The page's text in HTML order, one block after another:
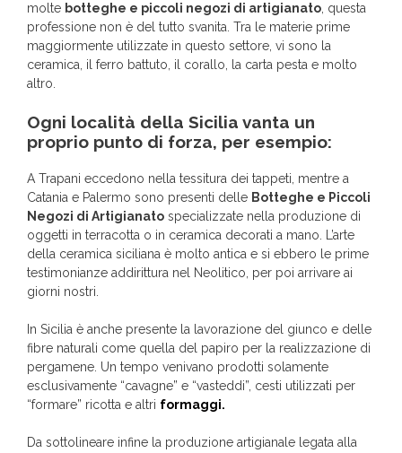
molte botteghe e piccoli negozi di artigianato , questa
professione non è del tutto svanita. Tra le materie prime
maggiormente utilizzate in questo settore, vi sono la
ceramica, il ferro battuto, il corallo, la carta pesta e molto
altro.
Ogni località della Sicilia vanta un
proprio punto di forza, per esempio:
A Trapani eccedono nella tessitura dei tappeti, mentre a
Catania e Palermo sono presenti delle Botteghe e Piccoli
Negozi di Artigianato specializzate nella produzione di
oggetti in terracotta o in ceramica decorati a mano. L’arte
della ceramica siciliana è molto antica e si ebbero le prime
testimonianze addirittura nel Neolitico, per poi arrivare ai
giorni nostri.
In Sicilia è anche presente la lavorazione del giunco e delle
fibre naturali come quella del papiro per la realizzazione di
pergamene. Un tempo venivano prodotti solamente
esclusivamente “cavagne” e “vasteddi”, cesti utilizzati per
“formare” ricotta e altri formaggi.
Da sottolineare infine la produzione artigianale legata alla